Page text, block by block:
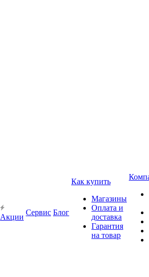
Акции
Сервис Блог
Как купить
Магазины
Оплата и
доставка
Гарантия
на товар